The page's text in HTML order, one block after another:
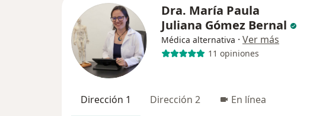
Dra. María Paula
Juliana Gómez Bernal
Médica alternativa · Ver más
11 opiniones
Dirección 1 Dirección 2 En línea